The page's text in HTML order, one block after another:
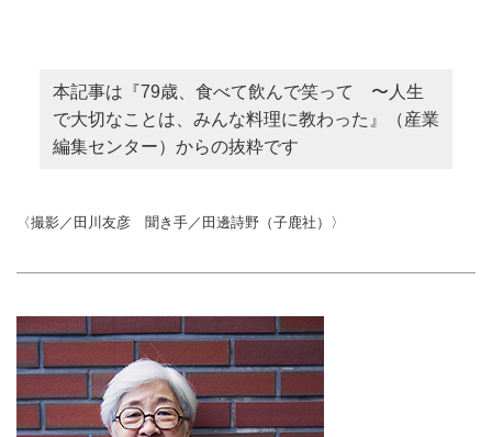
本記事は『79歳、食べて飲んで笑って 〜人生
で大切なことは、みんな料理に教わった』（産業
編集センター）からの抜粋です
〈撮影／田川友彦 聞き手／田邊詩野（子鹿社）〉